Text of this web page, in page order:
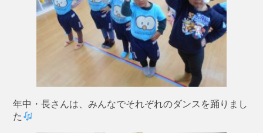
年中・長さんは、みんなでそれぞれのダンスを踊りまし
た